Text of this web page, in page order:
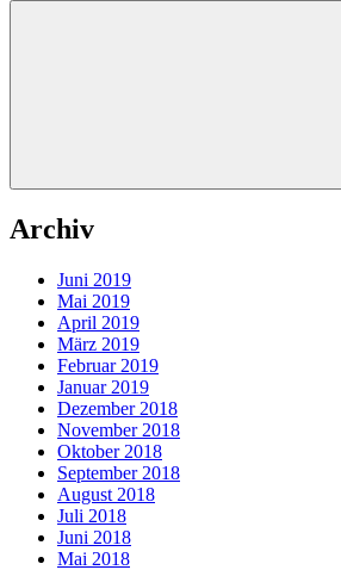
Archiv
Juni 2019
Mai 2019
April 2019
März 2019
Februar 2019
Januar 2019
Dezember 2018
November 2018
Oktober 2018
September 2018
August 2018
Juli 2018
Juni 2018
Mai 2018